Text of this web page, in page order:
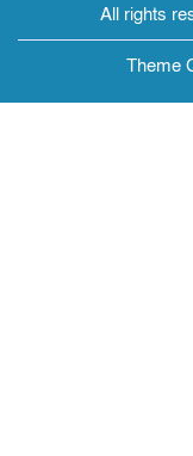
All rights
Theme